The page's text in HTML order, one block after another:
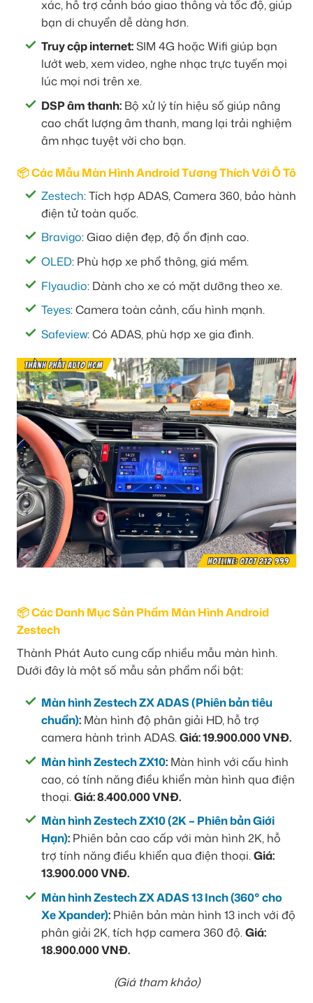
xác, hỗ trợ cảnh báo giao thông và tốc độ, giúp
bạn di chuyển dễ dàng hơn.
Truy cập internet:SIM 4G hoặc Wifi giúp bạn
lướt web, xem video, nghe nhạc trực tuyến mọi
lúc mọi nơi trên xe.
DSP âm thanh: Bộ xử lý tín hiệu số giúp nâng
cao chất lượng âm thanh, mang lại trải nghiệm
âm nhạc tuyệt vời cho bạn.
📦 Các Mẫu Màn Hình Android Tương Thích Với Ô Tô
Zestech: Tích hợp ADAS, Camera 360, bảo hành
điện tử toàn quốc.
Bravigo: Giao diện đẹp, độ ổn định cao.
OLED: Phù hợp xe phổ thông, giá mềm.
Flyaudio: Dành cho xe có mặt dưỡng theo xe.
Teyes: Camera toàn cảnh, cấu hình mạnh.
Safeview: Có ADAS, phù hợp xe gia đình.
📦 Các Danh Mục Sản Phẩm Màn Hình Android
Zestech
Thành Phát Auto cung cấp nhiều mẫu màn hình.
Dưới đây là một số mẫu sản phẩm nổi bật:
Màn hình Zestech ZX ADAS (Phiên bản tiêu
chuẩn): Màn hình độ phân giải HD, hỗ trợ
camera hành trình ADAS.Giá: 19.900.000 VNĐ.
Màn hình Zestech ZX10: Màn hình với cấu hình
cao, có tính năng điều khiển màn hình qua điện
thoại.Giá: 8.400.000 VNĐ.
Màn hình Zestech ZX10 (2K – Phiên bản Giới
Hạn): Phiên bản cao cấp với màn hình 2K, hỗ
trợ tính năng điều khiển qua điện thoại.Giá:
13.900.000 VNĐ.
Màn hình Zestech ZX ADAS 13 Inch (360° cho
Xe Xpander): Phiên bản màn hình 13 inch với độ
phân giải 2K, tích hợp camera 360 độ.Giá:
18.900.000 VNĐ.
(Giá tham khảo)